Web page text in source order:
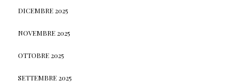
DICEMBRE 2025
NOVEMBRE 2025
OTTOBRE 2025
SETTEMBRE 2025